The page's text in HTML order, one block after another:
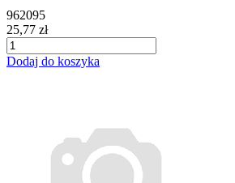
962095
25,77 zł
Dodaj do koszyka